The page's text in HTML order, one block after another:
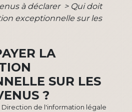
à déclarer > Qui doit
exceptionnelle sur les
LA
SUR LES
?
Direction de l'information légale